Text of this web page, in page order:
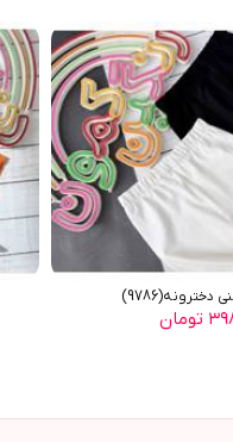
دخترونه(9786)